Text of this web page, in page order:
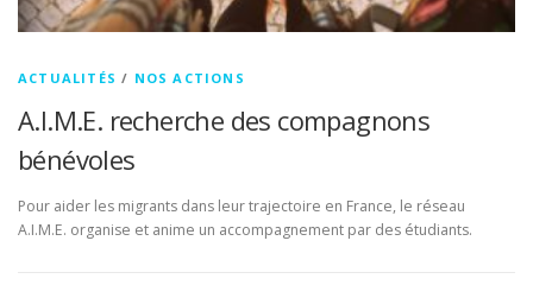
ACTUALITÉS / NOS ACTIONS
A.I.M.E. recherche des compagnons
bénévoles
Pour aider les migrants dans leur trajectoire en France, le réseau
A.I.M.E. organise et anime un accompagnement par des étudiants.